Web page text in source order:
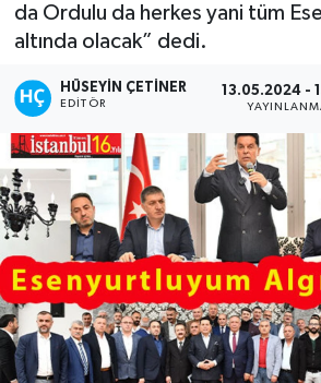
da Ordulu da herkes yani tüm
altında olacak” dedi.
HÜSEYIN ÇETINER
EDITÖR
13.05.2024 -